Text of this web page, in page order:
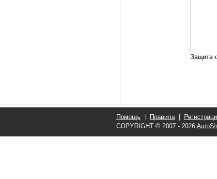
Защита
Помощь Правила|
COPYRIGHT © 2007 - 2026